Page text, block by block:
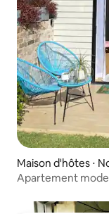
Maison d'hôtes ⋅
Apartement